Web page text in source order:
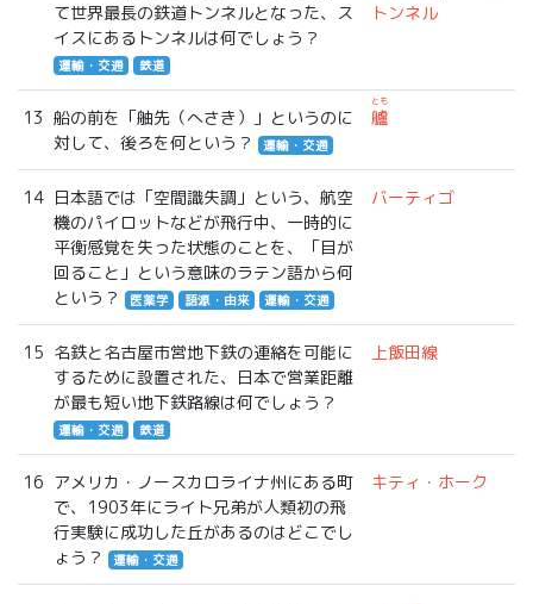
て世界最長の鉄道トンネルとなった、ス
イスにあるトンネルは何でしょう？
運輸・交通 鉄道
トンネル
13 船の前を「舳先（へさき）」というのに
対して、後ろを何という？
運輸・交通
艫
とも
14 日本語では「空間識失調」という、航空
機のパイロットなどが飛行中、一時的に
平衡感覚を失った状態のことを、「目が
回ること」という意味のラテン語から何
という？
医薬学 語源・由来 運輸・交通
バーティゴ
15 名鉄と名古屋市営地下鉄の連絡を可能に
するために設置された、日本で営業距離
が最も短い地下鉄路線は何でしょう？
運輸・交通 鉄道
上飯田線
16 アメリカ・ノースカロライナ州にある町
で、1903年にライト兄弟が人類初の飛
行実験に成功した丘があるのはどこでし
ょう？
運輸・交通
キティ・ホーク